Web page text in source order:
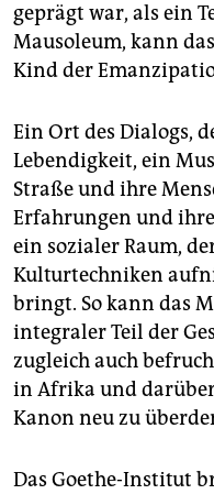
geprägt war, als ein
Mausoleum, kann
Kind der
Ein Ort des Dialogs,
Lebendigkeit, ein
Straße und ihre
Erfahrungen und
ein sozialer Raum,
Kulturtechniken
bringt. So kann das
integraler Teil der
zugleich auch
in Afrika und
Kanon neu zu
Das Goethe-Institut